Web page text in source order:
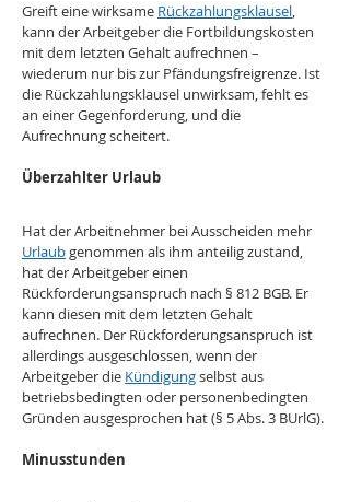
Greift eine wirksame Rückzahlungsklausel,
kann der Arbeitgeber die Fortbildungskosten
mit dem letzten Gehalt aufrechnen –
wiederum nur bis zur Pfändungsfreigrenze. Ist
die Rückzahlungsklausel unwirksam, fehlt es
an einer Gegenforderung, und die
Aufrechnung scheitert.
Überzahlter Urlaub
Hat der Arbeitnehmer bei Ausscheiden mehr
Urlaub genommen als ihm anteilig zustand,
hat der Arbeitgeber einen
Rückforderungsanspruch nach § 812 BGB. Er
kann diesen mit dem letzten Gehalt
aufrechnen. Der Rückforderungsanspruch ist
allerdings ausgeschlossen, wenn der
Arbeitgeber die Kündigung selbst aus
betriebsbedingten oder personenbedingten
Gründen ausgesprochen hat (§ 5 Abs. 3 BUrlG).
Minusstunden